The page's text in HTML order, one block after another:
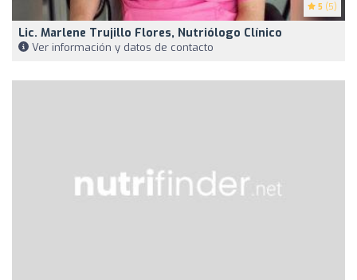
5 (5)
Lic. Marlene Trujillo Flores, Nutriólogo Clínico
Ver información y datos de contacto